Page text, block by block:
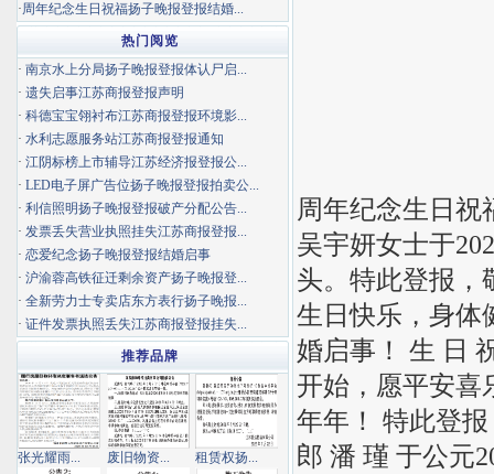
周年纪念生日祝
吴宇妍女士于
头。特此登报，
生日快乐，身体
婚启事！ 生 日
开始，愿平安喜
年年！ 特此登
郎 潘 瑾 于公元
·周年纪念生日祝福扬子晚报登报结婚...
热门阅览
· 南京水上分局扬子晚报登报体认尸启...
· 遗失启事江苏商报登报声明
· 科德宝宝翎衬布江苏商报登报环境影...
· 水利志愿服务站江苏商报登报通知
· 江阴标榜上市辅导江苏经济报登报公...
· LED电子屏广告位扬子晚报登报拍卖公...
· 利信照明扬子晚报登报破产分配公告...
· 发票丢失营业执照挂失江苏商报登报...
· 恋爱纪念扬子晚报登报结婚启事
· 沪渝蓉高铁征迁剩余资产扬子晚报登...
· 全新劳力士专卖店东方表行扬子晚报...
· 证件发票执照丢失江苏商报登报挂失...
推荐品牌
张光耀雨... 废旧物资... 租赁权扬...